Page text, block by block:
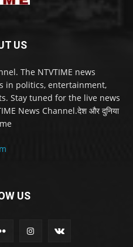
US
The NTVTIME news
in politics, entertainment,
Stay tuned for the live news
News Channel.देश और दुनिया
US